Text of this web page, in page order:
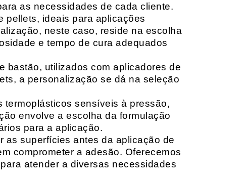
as necessidades de cada cliente.
pellets, ideais para aplicações
neste caso, reside na escolha
e tempo de cura adequados
bastão, utilizados com aplicadores de
a personalização se dá na seleção
termoplásticos sensíveis à pressão,
envolve a escolha da formulação
para a aplicação.
as superfícies antes da aplicação de
comprometer a adesão. Oferecemos
atender a diversas necessidades